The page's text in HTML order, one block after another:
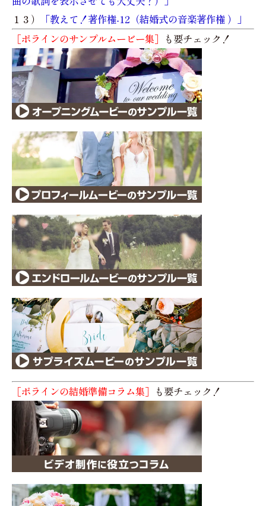
１３）
「教えて！著作権-12（結婚式の音楽著作権 ）」
［ポラインのサンプルムービー集］ も要チェック！
［ポラインの結婚準備コラム集］ も要チェック！